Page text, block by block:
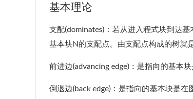
基本理论
支配(dominates)：若从进入程式块到达
基本块N的支配点。由支配点构成的树就
前进边(advancing edge)：是指向的基本
倒退边(back edge)：是指向的基本块是